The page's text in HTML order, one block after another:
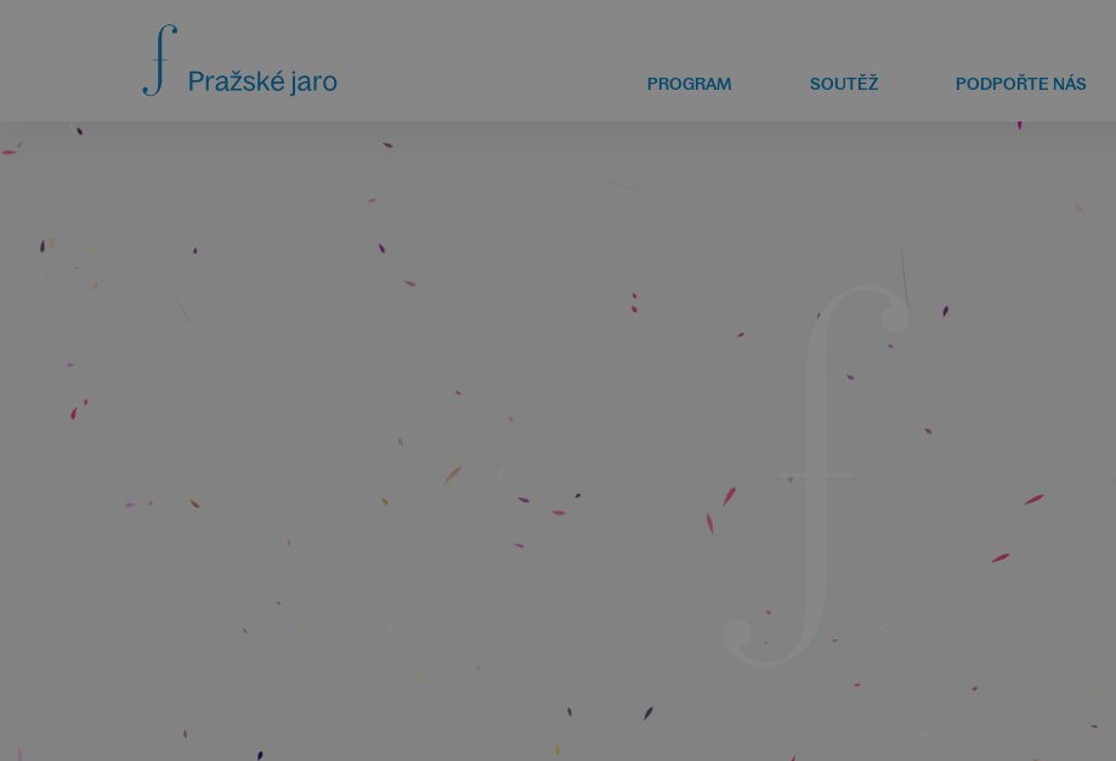
PROGRAM SOUTĚŽ PODPOŘTE NÁS